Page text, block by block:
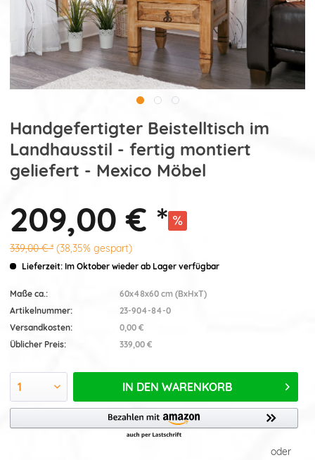
Handgefertigter Beistelltisch im
Landhausstil - fertig montiert
geliefert - Mexico Möbel
209,00 € *
339,00 € * (38,35% gespart)
Lieferzeit: Im Oktober wieder ab Lager verfügbar
Maße ca.:
60x48x60 cm (BxHxT)
Artikelnummer:
23-904-84-0
Versandkosten:
0,00 €
Üblicher Preis:
339,00 €
IN DEN WARENKORB
oder